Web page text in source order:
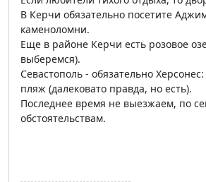
В Керчи обязательно посетите
каменоломни.
Еще в районе Керчи есть розовое
выберемся).
Севастополь - обязательно
пляж (далековато правда, но есть).
Последнее время не выезжаем, по
обстоятельствам.